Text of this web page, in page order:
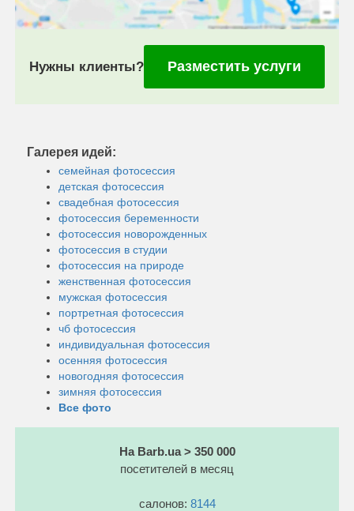
Нужны клиенты? Разместить услуги
Галерея идей:
семейная фотосессия
детская фотосессия
свадебная фотосессия
фотосессия беременности
фотосессия новорожденных
фотосессия в студии
фотосессия на природе
женственная фотосессия
мужская фотосессия
портретная фотосессия
чб фотосессия
индивидуальная фотосессия
осенняя фотосессия
новогодняя фотосессия
зимняя фотосессия
Все фото
На Barb.ua > 350 000
посетителей в месяц
салонов: 8144